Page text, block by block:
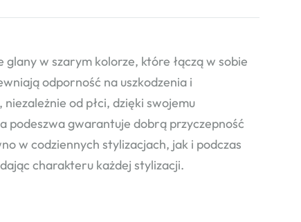
glany w szarym kolorze, które łączą w sobie
odporność na uszkodzenia i
od płci, dzięki swojemu
podeszwa gwarantuje dobrą przyczepność
w codziennych stylizacjach, jak i podczas
charakteru każdej stylizacji.